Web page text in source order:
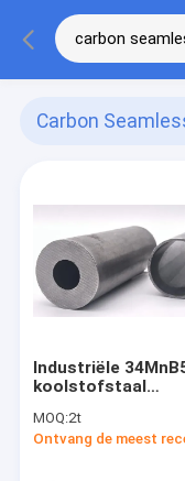
Carbon
Industriële
koolstofstaal
buizen
MOQ:2t